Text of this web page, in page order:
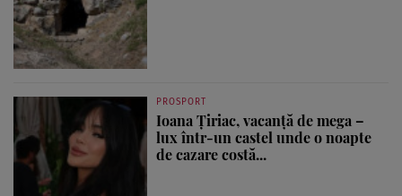
PROSPORT
Ioana Țiriac, vacanță de mega –
lux într-un castel unde o noapte
de cazare costă...